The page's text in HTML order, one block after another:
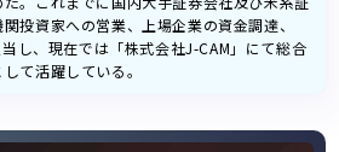
投資家への営業、上場企業の資金調達、
し、現在では「株式会社J-CAM」にて総合
て活躍している。